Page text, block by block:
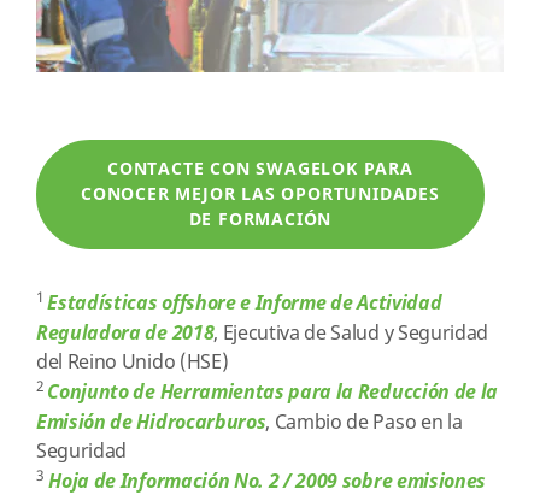
CONTACTE CON SWAGELOK PARA
CONOCER MEJOR LAS OPORTUNIDADES
DE FORMACIÓN
1 Estadísticas offshore e Informe de Actividad
Reguladora de 2018, Ejecutiva de Salud y Seguridad
del Reino Unido (HSE)
2 Conjunto de Herramientas para la Reducción de la
Emisión de Hidrocarburos, Cambio de Paso en la
Seguridad
3 Hoja de Información No. 2 / 2009 sobre emisiones